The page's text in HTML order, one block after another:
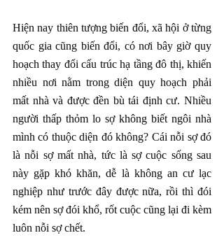
Hiện nay thiên tượng biến đổi, xã hội ở từng
quốc gia cũng biến đổi, có nơi bây giờ quy
hoạch thay đổi cấu trúc hạ tầng đô thị, khiến
nhiều nơi nằm trong diện quy hoạch phải
mất nhà và được đền bù tái định cư. Nhiều
người thấp thỏm lo sợ không biết ngôi nhà
mình có thuộc diện đó không? Cái nỗi sợ đó
là nỗi sợ mất nhà, tức là sợ cuộc sống sau
này gặp khó khăn, dễ là không an cư lạc
nghiệp như trước đây được nữa, rồi thì đói
kém nên sợ đói khổ, rốt cuộc cũng lại đi kèm
luôn nỗi sợ chết.